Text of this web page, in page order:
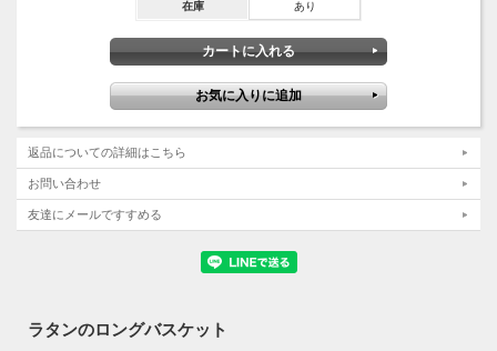
在庫 あり
返品についての詳細はこちら
お問い合わせ
友達にメールですすめる
ラタンのロングバスケット